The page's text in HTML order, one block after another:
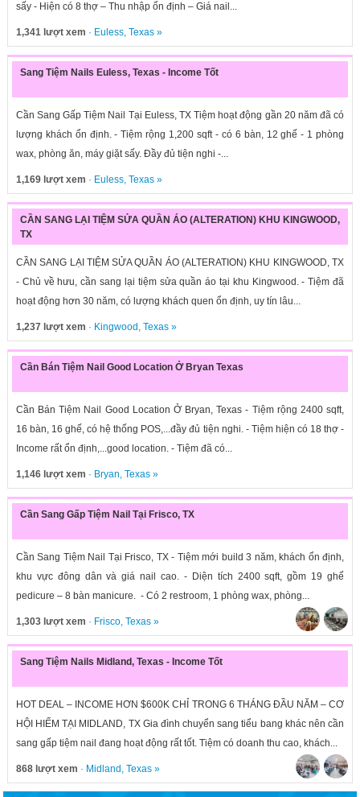
sấy - Hiện có 8 thợ – Thu nhập ổn định – Giá nail...
1,341 lượt xem · Euless, Texas»
Sang Tiệm Nails Euless, Texas - Income Tốt
Cần Sang Gấp Tiệm Nail Tại Euless, TX Tiệm hoạt động gần 20 năm đã có
lượng khách ổn định. - Tiệm rộng 1,200 sqft - có 6 bàn, 12 ghế - 1 phòng
wax, phòng ăn, máy giặt sấy. Đầy đủ tiện nghi -...
1,169 lượt xem · Euless, Texas»
CẦN SANG LẠI TIỆM SỬA QUẦN ÁO (ALTERATION) KHU KINGWOOD,
TX
CẦN SANG LẠI TIỆM SỬA QUẦN ÁO (ALTERATION) KHU KINGWOOD, TX
- Chủ về hưu, cần sang lại tiệm sửa quần áo tại khu Kingwood. - Tiệm đã
hoạt động hơn 30 năm, có lượng khách quen ổn định, uy tín lâu...
1,237 lượt xem · Kingwood , Texas»
Cần Bán Tiệm Nail Good Location Ở Bryan Texas
Cần Bán Tiệm Nail Good Location Ở Bryan, Texas - Tiệm rộng 2400 sqft,
16 bàn, 16 ghế, có hệ thống POS,...đầy đủ tiện nghi. - Tiệm hiện có 18 thợ -
Income rất ổn định,...good location. - Tiệm đã có...
1,146 lượt xem · Bryan, Texas»
Cần Sang Gấp Tiệm Nail Tại Frisco, TX
Cần Sang Tiệm Nail Tại Frisco, TX - Tiệm mới build 3 năm, khách ổn định,
khu vực đông dân và giá nail cao. - Diện tích 2400 sqft, gồm 19 ghế
pedicure – 8 bàn manicure. - Có 2 restroom, 1 phòng wax, phòng...
1,303 lượt xem · Frisco, Texas»
Sang Tiệm Nails Midland, Texas - Income Tốt
HOT DEAL – INCOME HƠN $600K CHỈ TRONG 6 THÁNG ĐẦU NĂM – CƠ
HỘI HIẾM TẠI MIDLAND, TX Gia đình chuyển sang tiểu bang khác nên cần
sang gấp tiệm nail đang hoạt động rất tốt. Tiệm có doanh thu cao, khách...
868 lượt xem · Midland , Texas»